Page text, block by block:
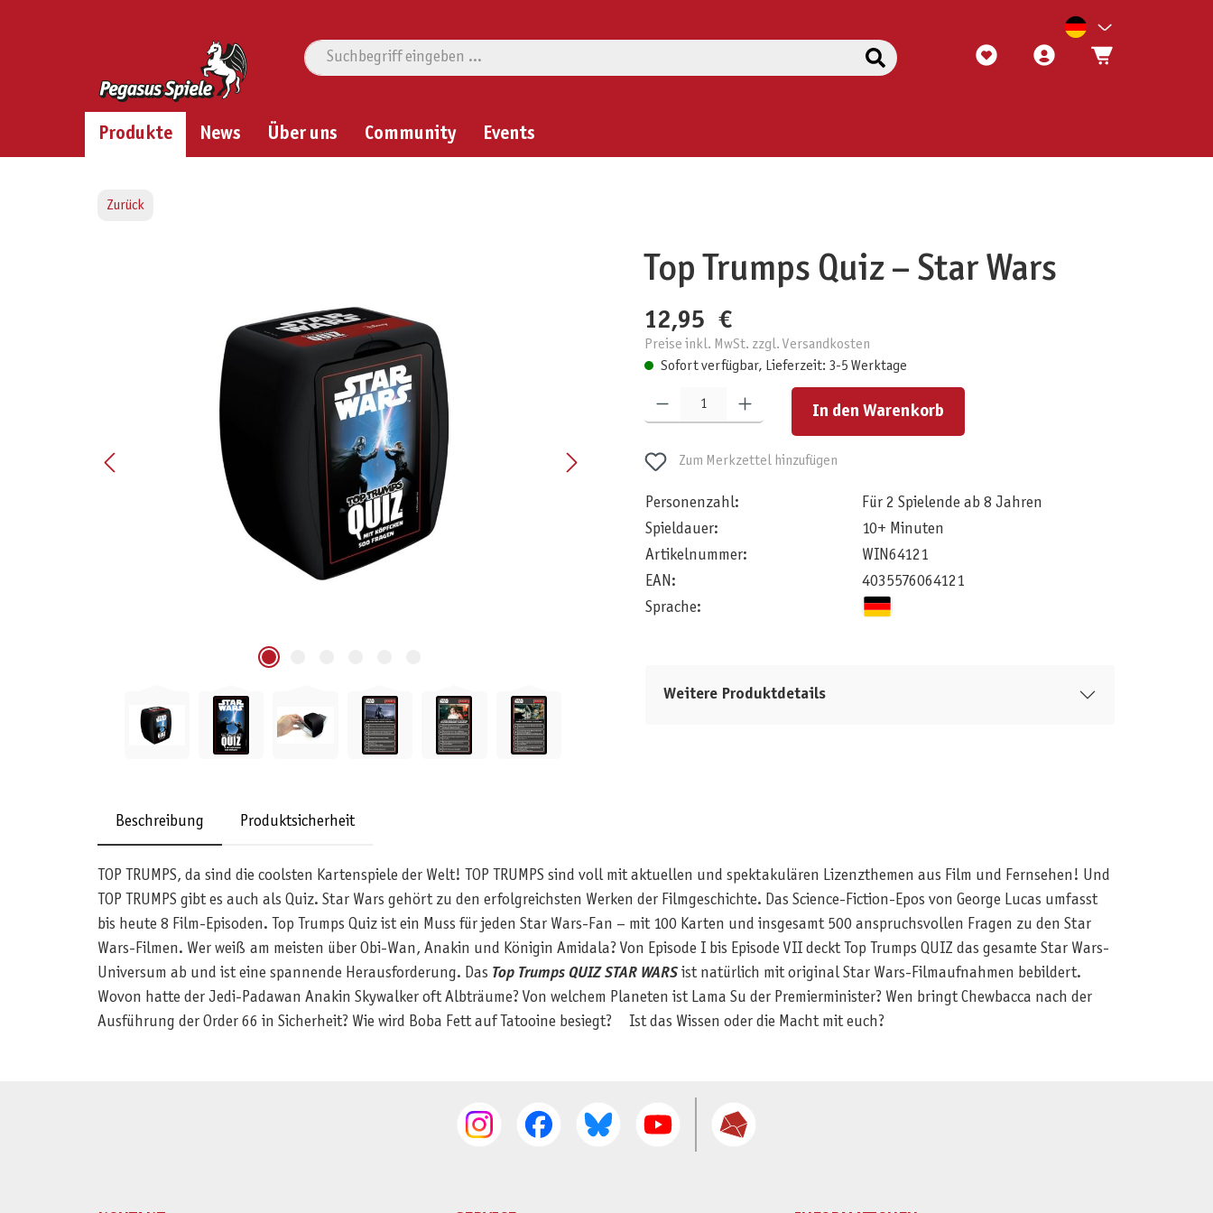
Produkte News Über uns Community Events
Zurück
Top Trumps Quiz – Star Wars
12,95 €
Preise inkl. MwSt. zzgl. Versandkosten
Sofort verfügbar, Lieferzeit: 3-5 Werktage
Produkt Anzahl: Gib den gewünschten Wert ein oder benutze die Schaltflächen um die Anzahl zu erhöhen oder zu reduzieren.
In den Warenkorb
Zum Merkzettel hinzufügen
Personenzahl:
Für 2 Spielende ab 8 Jahren
Spieldauer:
10+ Minuten
Artikelnummer:
WIN64121
EAN:
4035576064121
Sprache:
Weitere Produktdetails
Beschreibung Produktsicherheit
TOP TRUMPS, da sind die coolsten Kartenspiele der Welt! TOP TRUMPS sind voll mit aktuellen und spektakulären Lizenzthemen aus Film und Fernsehen! Und
TOP TRUMPS gibt es auch als Quiz. Star Wars gehört zu den erfolgreichsten Werken der Filmgeschichte. Das Science-Fiction-Epos von George Lucas umfasst
bis heute 8 Film-Episoden. Top Trumps Quiz ist ein Muss für jeden Star Wars-Fan – mit 100 Karten und insgesamt 500 anspruchsvollen Fragen zu den Star
Wars-Filmen. Wer weiß am meisten über Obi-Wan, Anakin und Königin Amidala? Von Episode I bis Episode VII deckt Top Trumps QUIZ das gesamte Star Wars-
Universum ab und ist eine spannende Herausforderung. Das Top Trumps QUIZ STAR WARSist natürlich mit original Star Wars-Filmaufnahmen bebildert.
Wovon hatte der Jedi-Padawan Anakin Skywalker oft Albträume? Von welchem Planeten ist Lama Su der Premierminister? Wen bringt Chewbacca nach der
Ausführung der Order 66 in Sicherheit? Wie wird Boba Fett auf Tatooine besiegt? Ist das Wissen oder die Macht mit euch?